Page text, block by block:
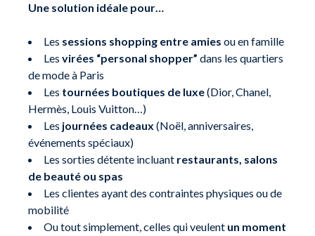
Une solution idéale pour…
Les sessions shopping entre amies ou en famille
Les virées “personal shopper” dans les quartiers
de mode à Paris
Les tournées boutiques de luxe(Dior, Chanel,
Hermès, Louis Vuitton…)
Les journées cadeaux (Noël, anniversaires,
événements spéciaux)
Les sorties détente incluant restaurants, salons
de beauté ou spas
Les clientes ayant des contraintes physiques ou de
mobilité
Ou tout simplement, celles qui veulent un moment